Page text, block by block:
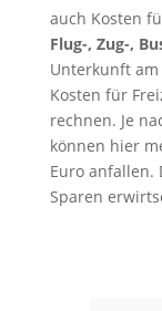
auch Kosten
Flug-, Zug-,
Unterkunft
Kosten für
rechnen. Je
können hier
Euro anfallen.
Sparen